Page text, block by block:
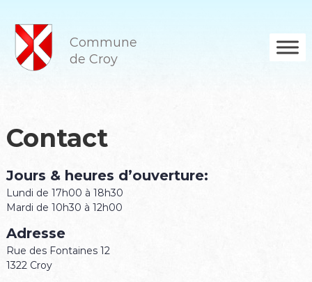
Commune
de Croy
Contact
Jours & heures d’ouverture:
Lundi de 17h00 à 18h30
Mardi de 10h30 à 12h00
Adresse
Rue des Fontaines 12
1322 Croy